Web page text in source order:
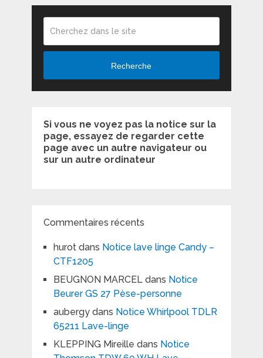
Recherche
Si vous ne voyez pas la notice sur la
page, essayez de regarder cette
page avec un autre navigateur ou
sur un autre ordinateur
Commentaires récents
hurotdans Notice lave linge Candy –
CTF1205
BEUGNON MARCELdans Notice
Beurer GS 27 Pèse-personne
aubergydans Notice Whirlpool TDLR
65211 Lave-linge
KLEPPING Mireille dans Notice